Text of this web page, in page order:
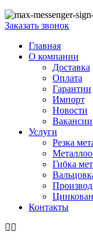
Заказать звонок
Главная
О компании
Доставка
Оплата
Гарантии
Импорт
Новости
Вакансии
Услуги
Резка
Гибка
Контакты